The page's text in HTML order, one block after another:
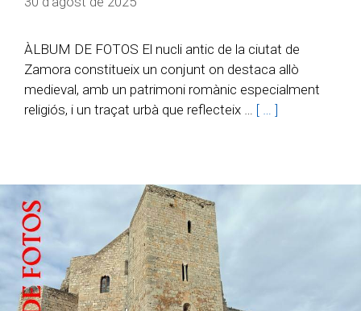
ÀLBUM DE FOTOS El nucli antic de la ciutat de
Zamora constitueix un conjunt on destaca allò
medieval, amb un patrimoni romànic especialment
religiós, i un traçat urbà que reflecteix … [ … ]